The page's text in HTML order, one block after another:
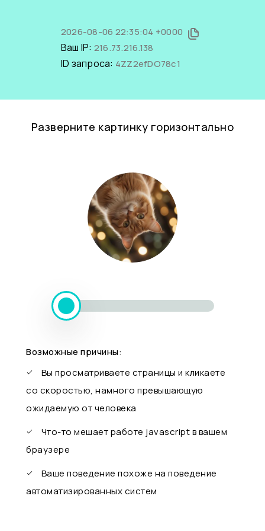
2026-08-06 22:35:04 +0000
Ваш IP: 216.73.216.138
ID запроса: 4ZZ2efDO78c1
Разверните картинку горизонтально
Возможные причины:
Вы просматриваете страницы и кликаете
со скоростью, намного превышающую
ожидаемую от человека
Что-то мешает работе javascript в вашем
браузере
Ваше поведение похоже на поведение
автоматизированных систем